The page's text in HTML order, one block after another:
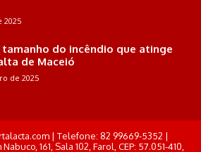
2025
tamanho do incêndio que atinge
de Maceió
de 2025
| Telefone: 82 99669-5352 |
161, Sala 102, Farol, CEP: 57.051-410,